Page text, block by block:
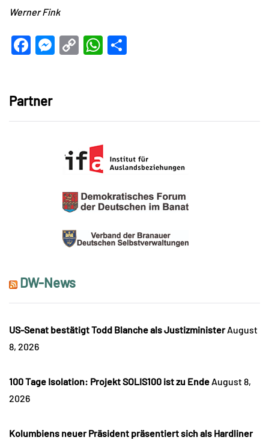
Werner Fink
Facebook
Messenger
CopyWhatsApp
Partner
DW-News
US-Senat bestätigt Todd Blanche als Justizminister August
8, 2026
100 Tage Isolation: Projekt SOLIS100 ist zu Ende August 8,
2026
Kolumbiens neuer Präsident präsentiert sich als Hardliner